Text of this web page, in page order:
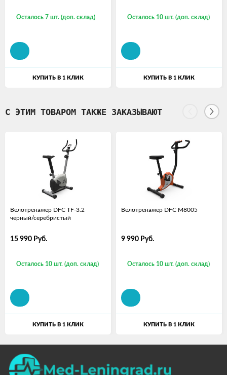
Осталось 7 шт. (доп. склад)
КУПИТЬ В 1 КЛИК
Осталось 10 шт. (доп. склад)
КУПИТЬ В 1 КЛИК
С ЭТИМ ТОВАРОМ ТАКЖЕ ЗАКАЗЫВАЮТ
Велотренажер DFС TF-3.2
черный/серебристый
15 990 Руб.
Осталось 10 шт. (доп. склад)
КУПИТЬ В 1 КЛИК
Велотренажер DFC M8005
9 990 Руб.
Осталось 10 шт. (доп. склад)
КУПИТЬ В 1 КЛИК